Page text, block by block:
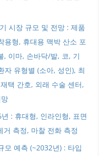
시장 규모 및 전망 : 제품
용형, 휴대용 맥박 산소 포
, 이마, 손바닥/발, 코, 기
자 유형별 (소아, 성인), 최
택 간호, 외래 수술 센터,
: 휴대형, 인라인형, 표면
측정, 마찰 전화 측정
모 예측 (~2032년) : 타입